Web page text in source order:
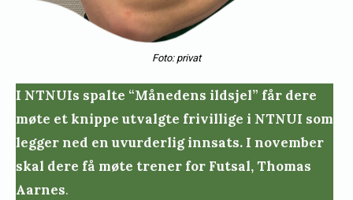
Foto: privat
I NTNUIs spalte “Månedens ildsjel” får dere
møte et knippe utvalgte frivillige i NTNUI som
legger ned en uvurderlig innsats. I november
skal dere få møte trener for Futsal, Thomas
Aarnes.